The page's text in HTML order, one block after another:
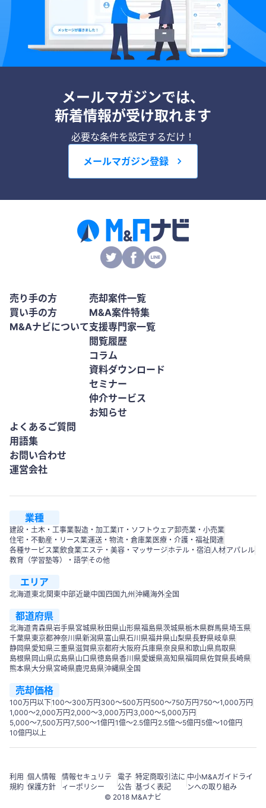
メールマガジンでは、
新着情報が受け取れます
必要な条件を設定するだけ！
メールマガジン登録
売り手の方
買い手の方
M&Aナビについて
売却案件一覧
M&A案件特集
支援専門家一覧
閲覧履歴
コラム
資料ダウンロード
セミナー
仲介サービス
お知らせ
よくあるご質問
用語集
お問い合わせ
運営会社
業種
建設・土木・工事業製造・加工業IT・ソフトウェア卸売業・小売業
住宅・不動産・リース業運送・物流・倉庫業 医療・介護・福祉関連
各種サービス業飲食業エステ・美容・マッサージ ホテル・宿泊人材アパレル
教育（学習塾等）・語学その他
エリア
北海道東北 関東中部近畿中国 四国 九州 沖縄海外全国
都道府県
北海道青森県岩手県宮城県秋田県山形県福島県茨城県栃木県群馬県埼玉県
千葉県東京都神奈川県新潟県富山県石川県福井県山梨県長野県岐阜県
静岡県愛知県三重県滋賀県京都府大阪府兵庫県奈良県和歌山県鳥取県
島根県 岡山県広島県山口県徳島県香川県愛媛県高知県福岡県佐賀県長崎県
熊本県大分県宮崎県鹿児島県沖縄県全国
売却価格
100万円以下100〜300万円 300〜500万円 500～750万円 750〜1,000万円
1,000～2,000万円 2,000～3,000万円 3,000～5,000万円
5,000～7,500万円 7,500～1億円 1億～2.5億円 2.5億～5億円 5億～10億円
10億円以上
利用
規約
個人情報
保護方針
情報セキュリテ
ィーポリシー
電子
公告
特定商取引法に
基づく表記
中小M&Aガイドライ
ンへの取り組み
© 2018 M&Aナビ